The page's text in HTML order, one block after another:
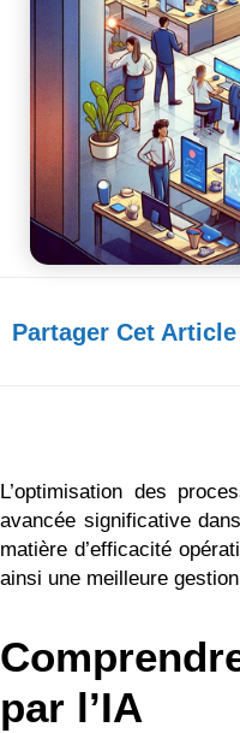
Partager Cet Article​
L’optimisation des
avancée significative
matière d’efficacité
ainsi une meilleure
par l’IA